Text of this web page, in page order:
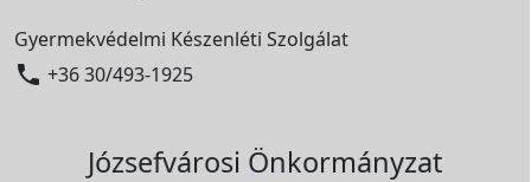
Gyermekvédelmi Készenléti Szolgálat
 +36 30/493-1925
Józsefvárosi Önkormányzat